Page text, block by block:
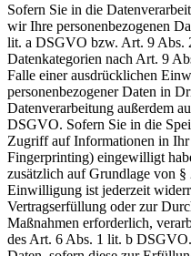
Sofern Sie in die
wir Ihre personenbezogenen
lit. a DSGVO bzw. Art. 9 Abs.
Datenkategorien nach Art. 9
Falle einer ausdrücklichen
personenbezogener Daten in
Datenverarbeitung außerdem
DSGVO. Sofern Sie in die
Zugriff auf Informationen in
Fingerprinting) eingewilligt
zusätzlich auf Grundlage von
Einwilligung ist jederzeit
Vertragserfüllung oder zur
Maßnahmen erforderlich,
des Art. 6 Abs. 1 lit. b